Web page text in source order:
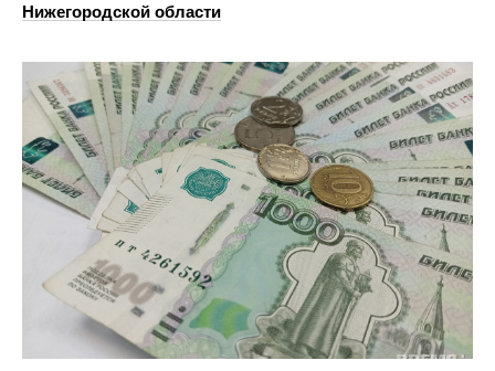
Нижегородской области